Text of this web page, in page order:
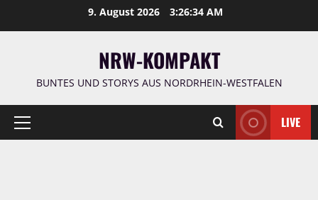
9. August 2026 3:26:35 AM
NRW-KOMPAKT
BUNTES UND STORYS AUS NORDRHEIN-WESTFALEN
Primäres
LIVE